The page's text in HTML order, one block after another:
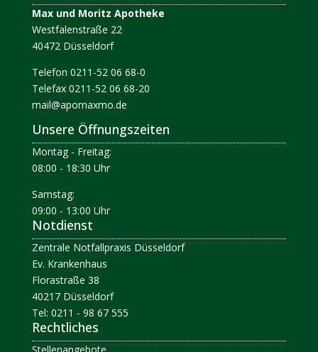
Max und Moritz Apotheke
Westfalenstraße 22
40472 Düsseldorf
Telefon 0211-52 06 68-0
Telefax 0211-52 06 68-20
mail@apomaxmo.de
Unsere Öffnungszeiten
Montag - Freitag:
08:00 - 18:30 Uhr
Samstag:
09:00 - 13:00 Uhr
Notdienst
Zentrale Notfallpraxis Düsseldorf
Ev. Krankenhaus
Florastraße 38
40217 Düsseldorf
Tel: 0211 - 98 67 555
Rechtliches